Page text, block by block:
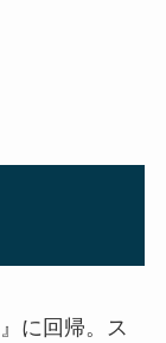
』に回帰。ス